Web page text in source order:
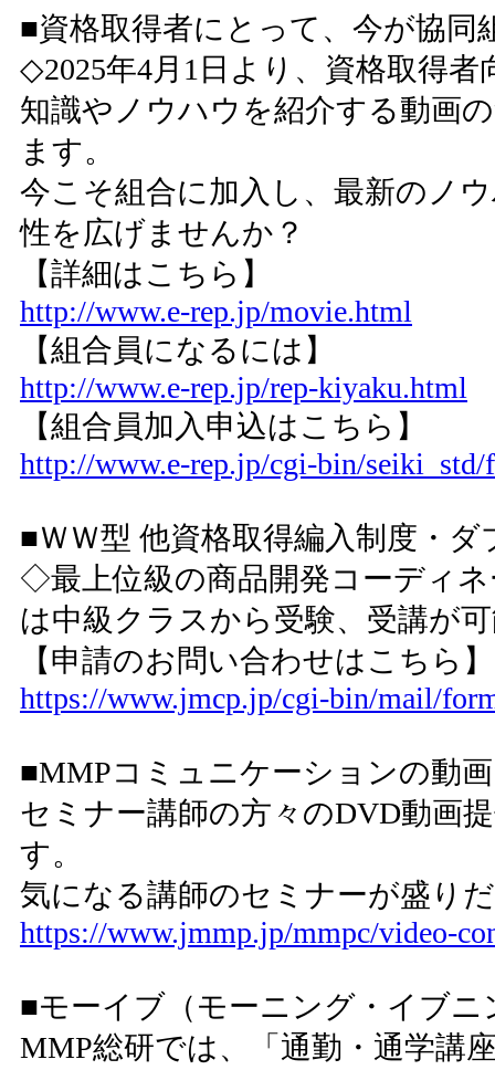
■資格取得者にとって、今が協同
◇2025年4月1日より、資格取得
知識やノウハウを紹介する動画
ます。
今こそ組合に加入し、最新のノ
性を広げませんか？
【詳細はこちら】
http://www.e-rep.jp/movie.html
【組合員になるには】
http://www.e-rep.jp/rep-kiyaku.html
【組合員加入申込はこちら
http://www.e-rep.jp/cgi-bin/seiki_std/
■ＷＷ型 他資格取得編入制度・
◇最上位級の商品開発コーディ
は中級クラスから受験、受講が
【申請のお問い合わせはこち
https://www.jmcp.jp/cgi-bin/mail/
■MMPコミュニケーションの動
セミナー講師の方々のDVD動画
す。
気になる講師のセミナーが盛り
https://www.jmmp.jp/mmpc/video-
■モーイブ（モーニング・イブニ
MMP総研では、「通勤・通学講